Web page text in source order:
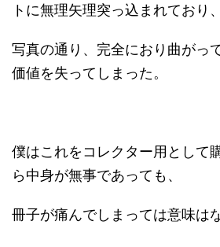
トに無理矢理突っ込まれており、
写真の通り、完全におり曲がっ
価値を失ってしまった。
僕はこれをコレクター用として
ら中身が無事であっても、
冊子が痛んでしまっては意味は